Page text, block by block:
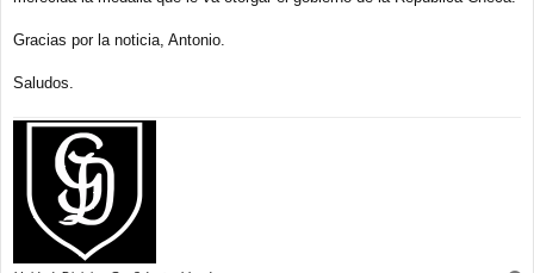
Gracias por la noticia, Antonio.
Saludos.